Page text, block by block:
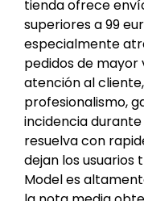
tienda ofrece
superiores a 99
especialmente
pedidos de mayor
atención al
profesionalismo,
incidencia
resuelva con
dejan los
Model es